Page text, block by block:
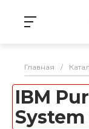
Главная /
IBM